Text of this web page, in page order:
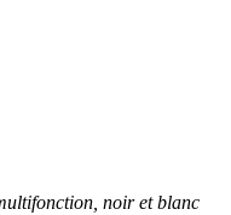
noir et blanc